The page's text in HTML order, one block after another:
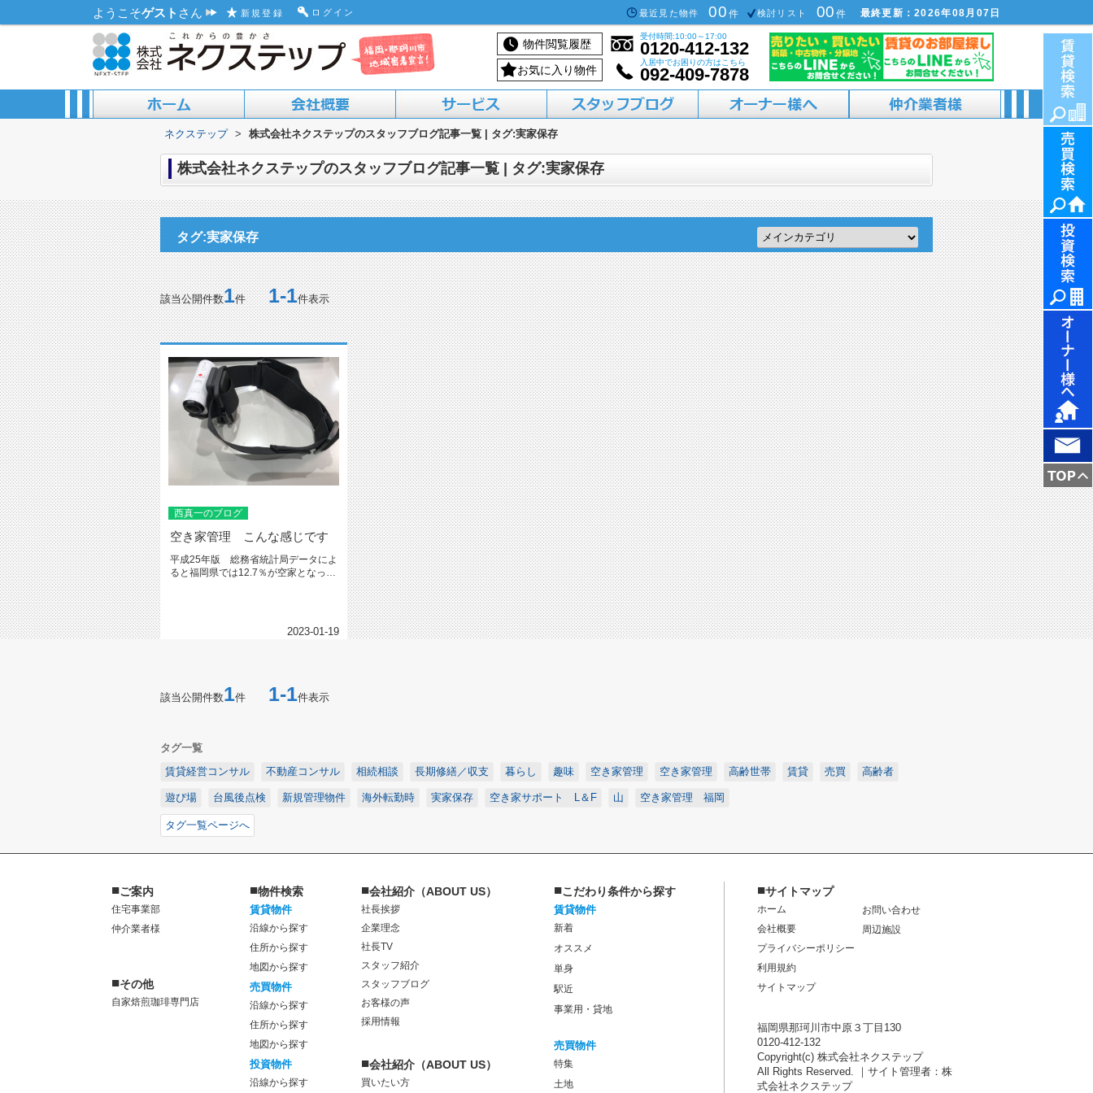
ようこそゲスト さん 新規登録 ログイン 最近見た物件 00 件 検討リスト 00 件 最終更新：2026年08月07日
物件閲覧履歴
受付時間:10:00～17:00
0120-412-132
お気に入り物件
入居中でお困りの方はこちら
092-409-7878
ABOUT US
ACCESS MAP 買いたい方へ
借りたい方へ
売りたい方へ
貸したい方へ
活用したい方へ
ネクステップ > 株式会社ネクステップのスタッフブログ記事一覧 | タグ:実家保存
株式会社ネクステップのスタッフブログ記事一覧 | タグ:実家保存
タグ:実家保存
該当公開件数1件1-1件表示
西真一のブログ
空き家管理 こんな感じです
平成25年版 総務省統計局データによ
ると福岡県では12.7％が空家となって
2023-01-19
該当公開件数1件 1-1件表示
タグ一覧
賃貸経営コンサル
不動産コンサル 相続相談 長期修繕／収支 暮らし 趣味 空き家管理 空き家管理 高齢世帯 賃貸 売買 高齢者
遊び場 台風後点検 新規管理物件 海外転勤時 実家保存 空き家サポート L＆F 山 空き家管理 福岡
タグ一覧ページへ
■ご案内
住宅事業部
仲介業者様
■その他
自家焙煎珈琲専門店
■物件検索
賃貸物件
沿線から探す
住所から探す
地図から探す
売買物件
沿線から探す
住所から探す
地図から探す
投資物件
沿線から探す
■会社紹介（ABOUT US）
社長挨拶
企業理念
社長TV
スタッフ紹介
スタッフブログ
お客様の声
採用情報
■会社紹介（ABOUT US）
買いたい方
■こだわり条件から探す
賃貸物件
新着
オススメ
単身
駅近
事業用・貸地
売買物件
特集
土地
■サイトマップ
ホーム
会社概要
プライバシーポリシー
利用規約
サイトマップ
お問い合わせ
周辺施設
福岡県那珂川市中原３丁目130
0120-412-132
Copyright(c) 株式会社ネクステップ
All Rights Reserved. ｜サイト管理者：株
式会社ネクステップ